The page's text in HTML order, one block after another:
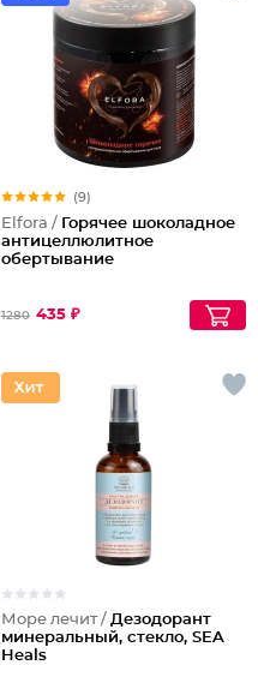
(9)
Elfora / Горячее шоколадное
антицеллюлитное
обертывание
1280 435 ₽
Море лечит / Дезодорант
минеральный, стекло, SEA
Heals